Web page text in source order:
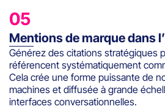
05
Mentions de marque dans
Générez des citations stratégiques
référencent systématiquement
Cela crée une forme puissante de
machines et diffusée à grande
interfaces conversationnelles.